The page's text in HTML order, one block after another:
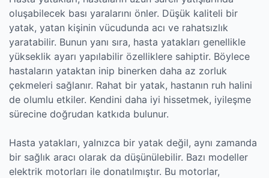
oluşabilecek bası yaralarını önler. Düşük kaliteli bir
yatak, yatan kişinin vücudunda acı ve rahatsızlık
yaratabilir. Bunun yanı sıra, hasta yatakları genellikle
yükseklik ayarı yapılabilir özelliklere sahiptir. Böylece
hastaların yataktan inip binerken daha az zorluk
çekmeleri sağlanır. Rahat bir yatak, hastanın ruh halini
de olumlu etkiler. Kendini daha iyi hissetmek, iyileşme
sürecine doğrudan katkıda bulunur.
Hasta yatakları, yalnızca bir yatak değil, aynı zamanda
bir sağlık aracı olarak da düşünülebilir. Bazı modeller
elektrik motorları ile donatılmıştır. Bu motorlar,